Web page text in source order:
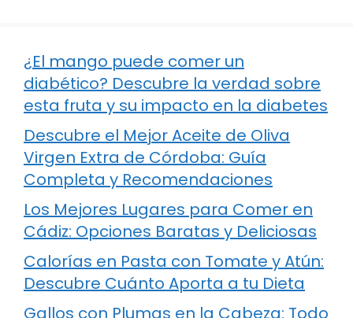
¿El mango puede comer un
diabético? Descubre la verdad sobre
esta fruta y su impacto en la diabetes
Descubre el Mejor Aceite de Oliva
Virgen Extra de Córdoba: Guía
Completa y Recomendaciones
Los Mejores Lugares para Comer en
Cádiz: Opciones Baratas y Deliciosas
Calorías en Pasta con Tomate y Atún:
Descubre Cuánto Aporta a tu Dieta
Gallos con Plumas en la Cabeza: Todo